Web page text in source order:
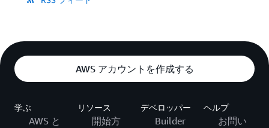
AWS アカウントを作成する
学ぶ
AWS と
リソース
開始方
デベロッパー
Builder
ヘルプ
お問い